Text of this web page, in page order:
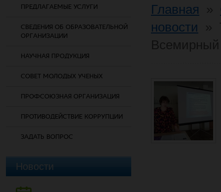
ПРЕДЛАГАЕМЫЕ УСЛУГИ
СВЕДЕНИЯ ОБ ОБРАЗОВАТЕЛЬНОЙ
ОРГАНИЗАЦИИ
НАУЧНАЯ ПРОДУКЦИЯ
СОВЕТ МОЛОДЫХ УЧЕНЫХ
ПРОФСОЮЗНАЯ ОРГАНИЗАЦИЯ
ПРОТИВОДЕЙСТВИЕ КОРРУПЦИИ
ЗАДАТЬ ВОПРОС
Новости
Главная
новости